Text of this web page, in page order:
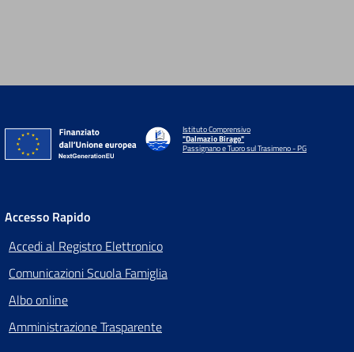
Istituto Comprensivo
"Dalmazio Birago"
Passignano e Tuoro sul Trasimeno - PG
Accesso Rapido
Accedi al Registro Elettronico
Comunicazioni Scuola Famiglia
Albo online
Amministrazione Trasparente